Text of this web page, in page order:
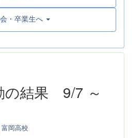
・卒業生へ
の結果 9/7 ～
富岡高校